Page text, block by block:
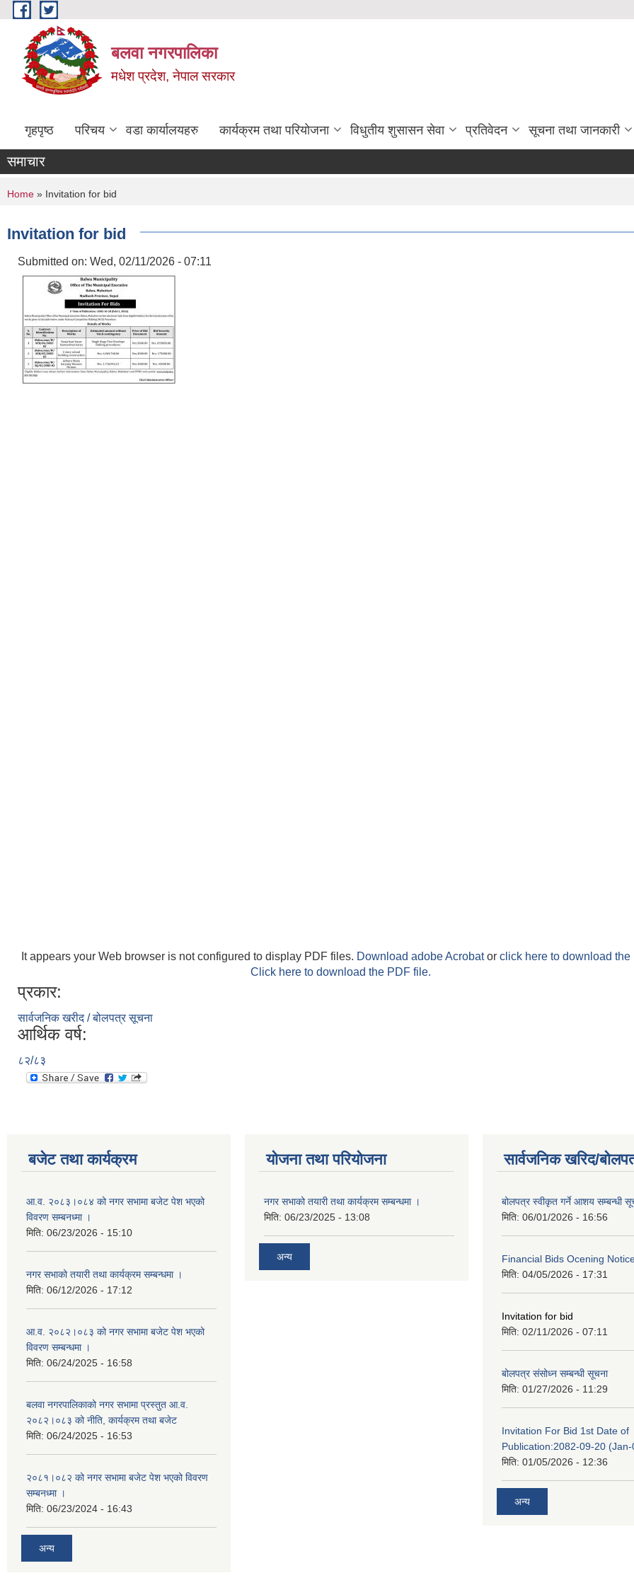
Skip to main content
बलवा नगरपालिका
मधेश प्रदेश, नेपाल सरकार
गृहपृष्ठ परिचय वडा कार्यालयहरु कार्यक्रम तथा परियोजना विधुतीय शुसासन सेवा प्रतिवेदन सूचना तथा जानकारी
समाचार
You are here
Home » Invitation for bid
Invitation for bid
Submitted on: Wed, 02/11/2026 - 07:11
It appears your Web browser is not configured to display PDF files. Download adobe Acrobator click here to download the
Click here to download the PDF file.
प्रकार:
सार्वजनिक खरीद / बोलपत्र सूचना
आर्थिक वर्ष:
८२/८३
बजेट तथा कार्यक्रम
आ.व. २०८३।०८४ को नगर सभामा बजेट पेश भएको
विवरण सम्बनध्मा ।
मिति: 06/23/2026 - 15:10
नगर सभाको तयारी तथा कार्यक्रम सम्बन्धमा ।
मिति: 06/12/2026 - 17:12
आ.व. २०८२।०८३ को नगर सभामा बजेट पेश भएको
विवरण सम्बन्धमा ।
मिति: 06/24/2025 - 16:58
बलवा नगरपालिकाको नगर सभामा प्रस्तुत आ.व.
२०८२।०८३ को नीति, कार्यक्रम तथा बजेट
मिति: 06/24/2025 - 16:53
२०८१।०८२ को नगर सभामा बजेट पेश भएको विवरण
सम्बनध्मा ।
मिति: 06/23/2024 - 16:43
अन्य
योजना तथा परियोजना
नगर सभाको तयारी तथा कार्यक्रम सम्बन्धमा ।
मिति: 06/23/2025 - 13:08
अन्य
सार्वजनिक खरिद/
बोलपत्र स्वीकृत गर्ने आशय सम्बन्धी
मिति: 06/01/2026 - 16:56
Financial Bids Ocening
मिति: 04/05/2026 - 17:31
Invitation for bid
मिति: 02/11/2026 - 07:11
बोलपत्र संसोध्न सम्बन्धी सूचना
मिति: 01/27/2026 - 11:29
Invitation For Bid 1st Date of
Publication:2082-09-20
मिति: 01/05/2026 - 12:36
अन्य